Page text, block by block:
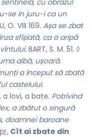
sentinelă, cu obrazul
se în juru-i ca un
O. VIII 169. Așa se zbat
sfîșiată, ca o aripă
BART, S. M. 51. ◊
albă, ușoară.
a început să zbată
castelului.
a lovi, a bate. Potrivind
a zbătut o singură
doamnei baroane
Cît ai zbate din